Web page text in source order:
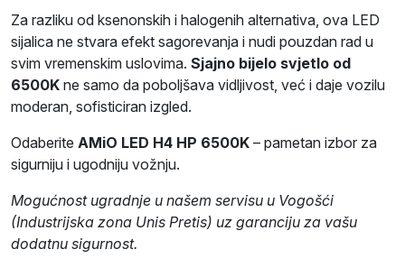
Za razliku od ksenonskih i halogenih alternativa, ova LED
sijalica ne stvara efekt sagorevanja i nudi pouzdan rad u
svim vremenskim uslovima. Sjajno bijelo svjetlo od
6500K ne samo da poboljšava vidljivost, već i daje vozilu
moderan, sofisticiran izgled.
Odaberite AMiO LED H4 HP 6500K – pametan izbor za
sigurniju i ugodniju vožnju.
Mogućnost ugradnje u našem servisu u Vogošći
(Industrijska zona Unis Pretis) uz garanciju za vašu
dodatnu sigurnost.